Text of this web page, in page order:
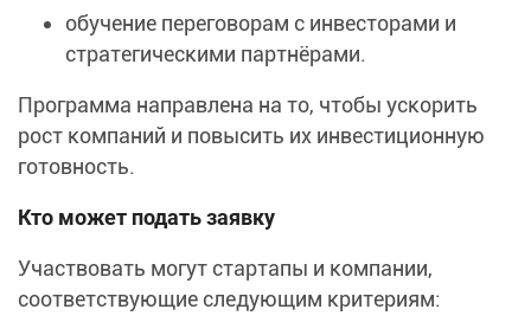
обучение переговорам с инвесторами и
стратегическими партнёрами.
Программа направлена на то, чтобы ускорить
рост компаний и повысить их инвестиционную
готовность.
Кто может подать заявку
Участвовать могут стартапы и компании,
соответствующие следующим критериям: